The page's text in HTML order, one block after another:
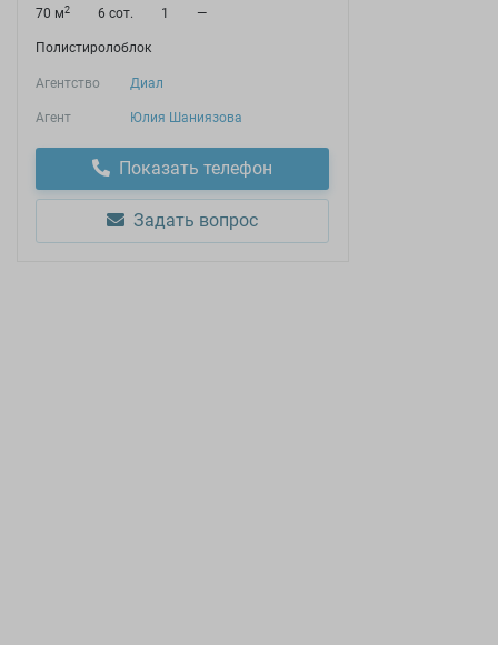
70 м2 6 сот. 1 —
Полистиролоблок
Агентство Диал
Агент Юлия Шаниязова
Показать телефон
Задать вопрос